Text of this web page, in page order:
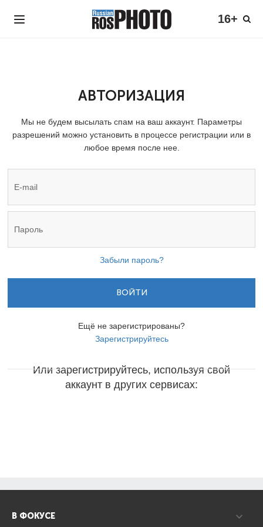
16+
АВТОРИЗАЦИЯ
Мы не будем высылать спам на ваш аккаунт. Параметры
разрешений можно установить в процессе регистрации или в
любое время после нее.
Забыли пароль?
ВОЙТИ
Ещё не зарегистрированы?
Зарегистрируйтесь
Или зарегистрируйтесь, используя свой
аккаунт в других сервисах:
В ФОКУСЕ